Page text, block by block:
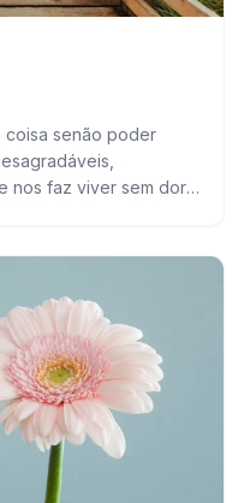
coisa senão poder
nos faz viver sem dor.